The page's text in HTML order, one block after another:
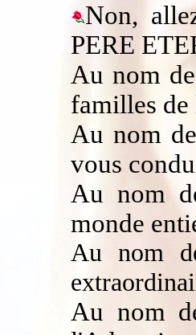
Non,
PERE
Au nom
familles de
Au nom
vous
Au nom
monde
Au nom
Au nom